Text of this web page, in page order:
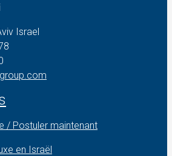
Israel
/ Postuler maintenant
en Israël